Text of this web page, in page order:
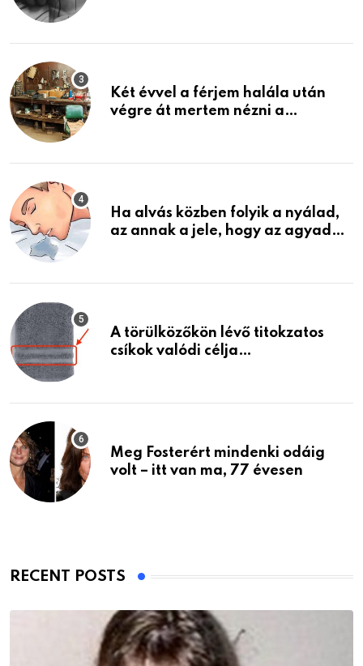
Két évvel a férjem halála után
végre át mertem nézni a
életemet
Ha alvás közben folyik a nyálad,
az annak a jele, hogy az agyad…
A törülközőkön lévő titokzatos
csíkok valódi célja…
Meg Fosterért mindenki odáig
volt – itt van ma, 77 évesen
RECENT POSTS